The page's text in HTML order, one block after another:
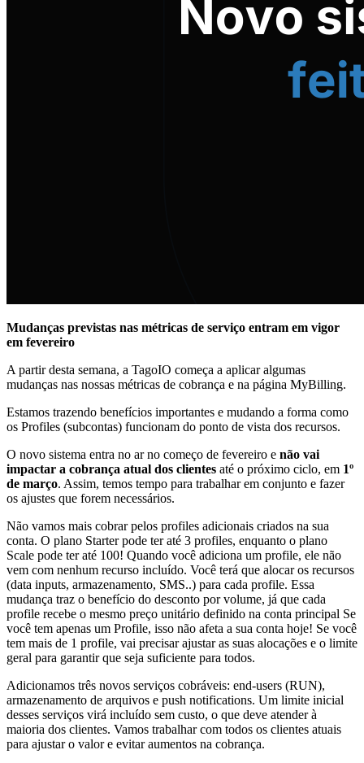
Mudanças previstas nas métricas de serviço entram em vigor
em fevereiro
A partir desta semana, a TagoIO começa a aplicar algumas
mudanças nas nossas métricas de cobrança e na página MyBilling.
Estamos trazendo benefícios importantes e mudando a forma como
os Profiles (subcontas) funcionam do ponto de vista dos recursos.
O novo sistema entra no ar no começo de fevereiro e não vai
impactar a cobrança atual dos clientes até o próximo ciclo, em 1º
de março. Assim, temos tempo para trabalhar em conjunto e fazer
os ajustes que forem necessários.
Não vamos mais cobrar pelos profiles adicionais criados na sua
conta. O plano Starter pode ter até 3 profiles, enquanto o plano
Scale pode ter até 100! Quando você adiciona um profile, ele não
vem com nenhum recurso incluído. Você terá que alocar os recursos
(data inputs, armazenamento, SMS..) para cada profile. Essa
mudança traz o benefício do desconto por volume, já que cada
profile recebe o mesmo preço unitário definido na conta principal Se
você tem apenas um Profile, isso não afeta a sua conta hoje! Se você
tem mais de 1 profile, vai precisar ajustar as suas alocações e o limite
geral para garantir que seja suficiente para todos.
Adicionamos três novos serviços cobráveis: end-users (RUN),
armazenamento de arquivos e push notifications. Um limite inicial
desses serviços virá incluído sem custo, o que deve atender à
maioria dos clientes. Vamos trabalhar com todos os clientes atuais
para ajustar o valor e evitar aumentos na cobrança.